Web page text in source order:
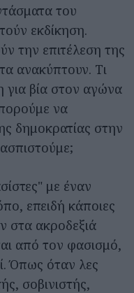
του
εκδίκηση.
την επιτέλεση της
ανακύπτουν. Τι
για βία στον αγώνα
να
δημοκρατίας στην
με έναν
επειδή κάποιες
στα ακροδεξιά
από τον φασισμό,
Όπως όταν λες
σοβινιστής,